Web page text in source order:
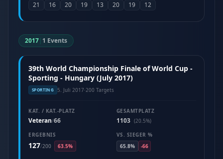
21 16 20 19 13 20 19 12
2017| 1 Events
39th World Championship Finale of World Cup -
Sporting - Hungary (July 2017)
SPORTING 5. Juli 2017·200 Targets
KAT. / KAT.-PLATZ
Veteran/66
GESAMTPLATZ
1103 (20.5%)
ERGEBNIS
127/200 63.5%
VS. SIEGER %
65.8%
-66